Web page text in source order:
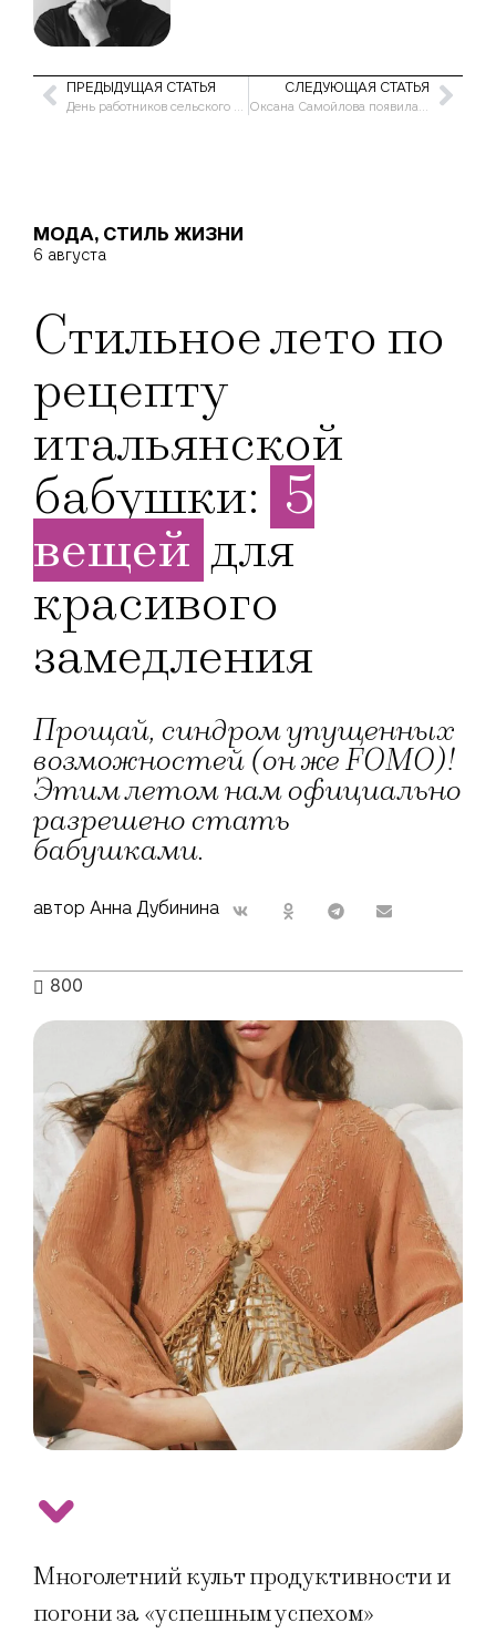
ПРЕДЫДУЩАЯ СТАТЬЯ
День работников сельского хозяйства в 2025 году: точная дата, история и традиции
СЛЕДУЮЩАЯ СТАТЬЯ
Оксана Самойлова появилась на Миланской неделе моды спустя месяц молчания в соцсетях
МОДА, СТИЛЬ ЖИЗНИ
6 августа
Стильное лето по
рецепту
итальянской
бабушки: 5
вещей для
красивого
замедления
Прощай, синдром упущенных
возможностей (он же FOMO)!
Этим летом нам официально
разрешено стать
бабушками.
автор Анна Дубинина
800
Многолетний культ продуктивности и
погони за «успешным успехом»